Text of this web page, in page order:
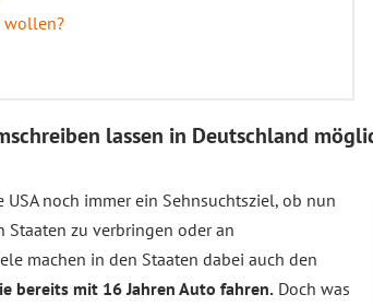
wollen?
lassen in Deutschland
noch immer ein Sehnsuchtsziel, ob nun
Staaten zu verbringen oder an
machen in den Staaten dabei auch den
bereits mit 16 Jahren Auto fahren. Doch was